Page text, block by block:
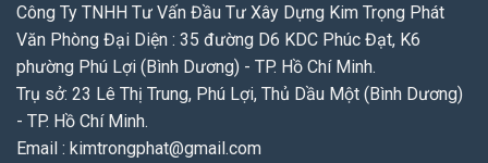
Công Ty TNHH Tư Vấn Đầu Tư Xây Dựng Kim Trọng Phát
Văn Phòng Đại Diện : 35 đường D6 KDC Phúc Đạt, K6
phường Phú Lợi (Bình Dương) - TP. Hồ Chí Minh.
Trụ sở: 23 Lê Thị Trung, Phú Lợi, Thủ Dầu Một (Bình Dương)
- TP. Hồ Chí Minh.
Email : kimtrongphat@gmail.com